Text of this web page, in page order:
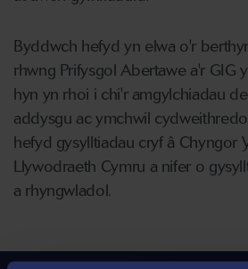
Byddwch hefyd yn elwa o'r
rhwng Prifysgol Abertawe a'r GIG
hyn yn rhoi i chi'r amgylchiadau
addysgu ac ymchwil
hefyd gysylltiadau cryf â Chyngor
Llywodraeth Cymru a nifer o
a rhyngwladol.